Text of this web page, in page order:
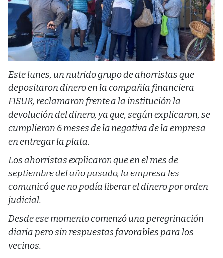
Este lunes, un nutrido grupo de ahorristas que
depositaron dinero en la compañía financiera
FISUR, reclamaron frente a la institución la
devolución del dinero, ya que, según explicaron, se
cumplieron 6 meses de la negativa de la empresa
en entregar la plata.
Los ahorristas explicaron que en el mes de
septiembre del año pasado, la empresa les
comunicó que no podía liberar el dinero por orden
judicial.
Desde ese momento comenzó una peregrinación
diaria pero sin respuestas favorables para los
vecinos.